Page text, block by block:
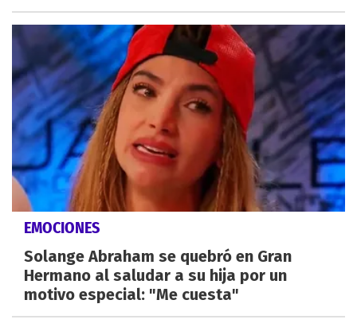
EMOCIONES
Solange Abraham se quebró en Gran
Hermano al saludar a su hija por un
motivo especial: "Me cuesta"